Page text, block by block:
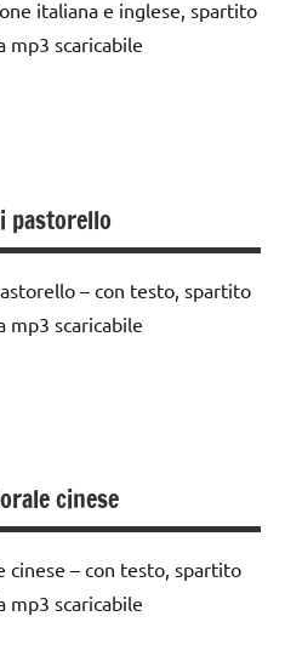
italiana e inglese, spartito
mp3 scaricabile
pastorello
– con testo, spartito
mp3 scaricabile
cinese
cinese – con testo, spartito
mp3 scaricabile